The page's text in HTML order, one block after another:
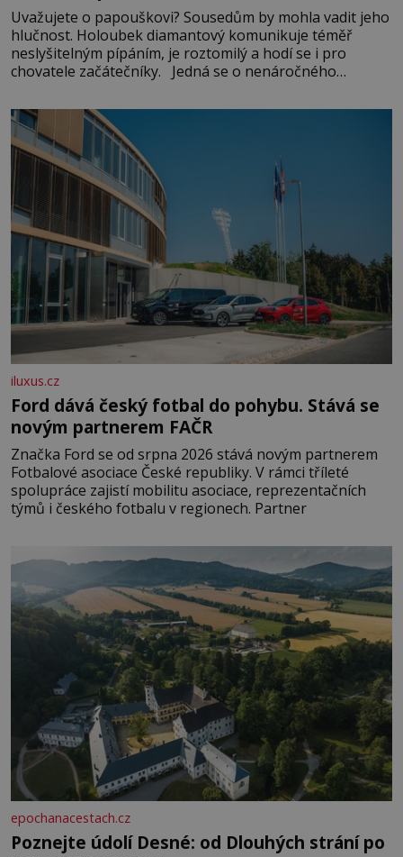
Uvažujete o papouškovi? Sousedům by mohla vadit jeho
hlučnost. Holoubek diamantový komunikuje téměř
neslyšitelným pípáním, je roztomilý a hodí se i pro
chovatele začátečníky. Jedná se o nenáročného
času tráví na zemi, kde sbírá zbytky semínek Jeho
domovinou je prakticky celá Austrálie s výjimkou
pobřežní oblasti.
iluxus.cz
Ford dává český fotbal do pohybu. Stává se
novým partnerem FAČR
Značka Ford se od srpna 2026 stává novým partnerem
Fotbalové asociace České republiky. V rámci tříleté
spolupráce zajistí mobilitu asociace, reprezentačních
týmů i českého fotbalu v regionech. Partner
epochanacestach.cz
Poznejte údolí Desné: od Dlouhých strání po